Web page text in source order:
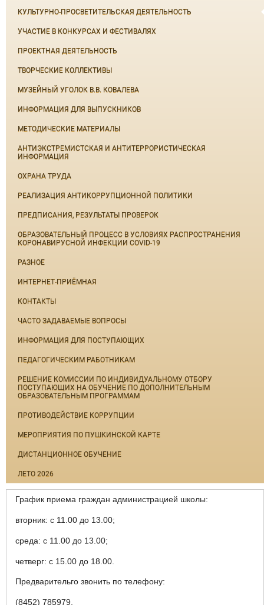
КУЛЬТУРНО-ПРОСВЕТИТЕЛЬСКАЯ ДЕЯТЕЛЬНОСТЬ
УЧАСТИЕ В КОНКУРСАХ И ФЕСТИВАЛЯХ
ПРОЕКТНАЯ ДЕЯТЕЛЬНОСТЬ
ТВОРЧЕСКИЕ КОЛЛЕКТИВЫ
МУЗЕЙНЫЙ УГОЛОК В.В. КОВАЛЕВА
ИНФОРМАЦИЯ ДЛЯ ВЫПУСКНИКОВ
МЕТОДИЧЕСКИЕ МАТЕРИАЛЫ
АНТИЭКСТРЕМИСТСКАЯ И АНТИТЕРРОРИСТИЧЕСКАЯ
ИНФОРМАЦИЯ
ОХРАНА ТРУДА
РЕАЛИЗАЦИЯ АНТИКОРРУПЦИОННОЙ ПОЛИТИКИ
ПРЕДПИСАНИЯ, РЕЗУЛЬТАТЫ ПРОВЕРОК
ОБРАЗОВАТЕЛЬНЫЙ ПРОЦЕСС В УСЛОВИЯХ РАСПРОСТРАНЕНИЯ
КОРОНАВИРУСНОЙ ИНФЕКЦИИ COVID-19
РАЗНОЕ
ИНТЕРНЕТ-ПРИЁМНАЯ
КОНТАКТЫ
ЧАСТО ЗАДАВАЕМЫЕ ВОПРОСЫ
ИНФОРМАЦИЯ ДЛЯ ПОСТУПАЮЩИХ
ПЕДАГОГИЧЕСКИМ РАБОТНИКАМ
РЕШЕНИЕ КОМИССИИ ПО ИНДИВИДУАЛЬНОМУ ОТБОРУ
ПОСТУПАЮЩИХ НА ОБУЧЕНИЕ ПО ДОПОЛНИТЕЛЬНЫМ
ОБРАЗОВАТЕЛЬНЫМ ПРОГРАММАМ
ПРОТИВОДЕЙСТВИЕ КОРРУПЦИИ
МЕРОПРИЯТИЯ ПО ПУШКИНСКОЙ КАРТЕ
ДИСТАНЦИОННОЕ ОБУЧЕНИЕ
ЛЕТО 2026
График приема граждан администрацией школы:
вторник: с 11.00 до 13.00;
среда: с 11.00 до 13.00;
четверг: с 15.00 до 18.00.
Предварительго звонить по телефону:
(8452) 785979.